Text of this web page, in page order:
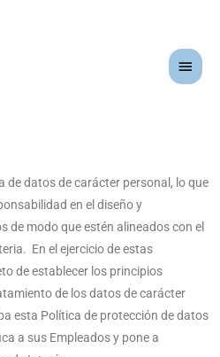
datos de carácter personal, lo que
en el diseño y
de modo que estén alineados con el
En el ejercicio de estas
de establecer los principios
de los datos de carácter
esta Política de protección de datos
a sus Empleados y pone a